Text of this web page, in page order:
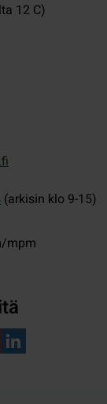
12 C)
(arkisin klo 9-15)
mpm